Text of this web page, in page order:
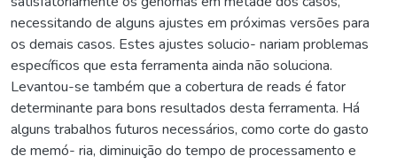
necessitando de alguns ajustes em próximas versões para
os demais casos. Estes ajustes solucio- nariam problemas
específicos que esta ferramenta ainda não soluciona.
Levantou-se também que a cobertura de reads é fator
determinante para bons resultados desta ferramenta. Há
alguns trabalhos futuros necessários, como corte do gasto
de memó- ria, diminuição do tempo de processamento e